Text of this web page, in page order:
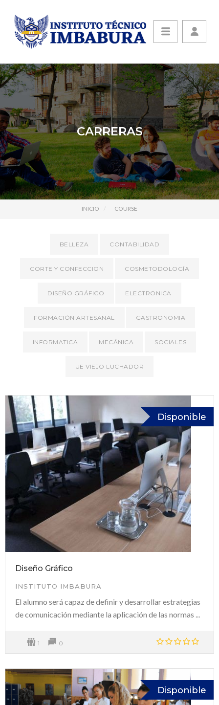
CARRERAS
INICIO COURSE
BELLEZA CONTABILIDAD
CORTE Y CONFECCION COSMETODOLOGÍA
DISEÑO GRÁFICO ELECTRONICA
FORMACIÓN ARTESANAL GASTRONOMIA
INFORMATICA MECÁNICA SOCIALES
UE VIEJO LUCHADOR
Disponible
Diseño Gráfico
INSTITUTO IMBABURA
El alumno será capaz de definir y desarrollar estrategias
de comunicación mediante la aplicación de las normas ...
1 0
Disponible